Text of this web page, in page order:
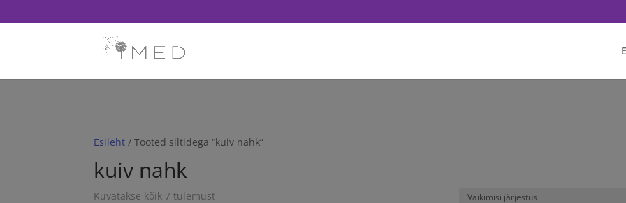
// Revoke consent before 'init' is called fbq('consent', 'revoke'); fbq('init', '<1751628081702672>'); fbq('track', 'PageView'); // Once
Esileht / Tooted siltidega “kuiv nahk”
kuiv nahk
Kuvatakse kõik 7 tulemust